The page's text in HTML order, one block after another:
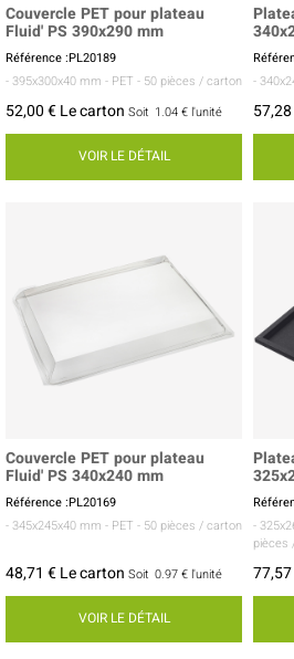
Couvercle PET pour plateau
Fluid' PS 390x290 mm
Référence :PL20189
- 395x300x40 mm - PET - 50 pièces / carton
52,00 € Le carton Soit 1.04 € l'unité
VOIR LE DÉTAIL
-
Couvercle PET pour plateau
Fluid' PS 340x240 mm
Référence :PL20169
- 345x245x40 mm - PET - 50 pièces / carton
48,71 € Le carton Soit 0.97 € l'unité
VOIR LE DÉTAIL
-
pièces